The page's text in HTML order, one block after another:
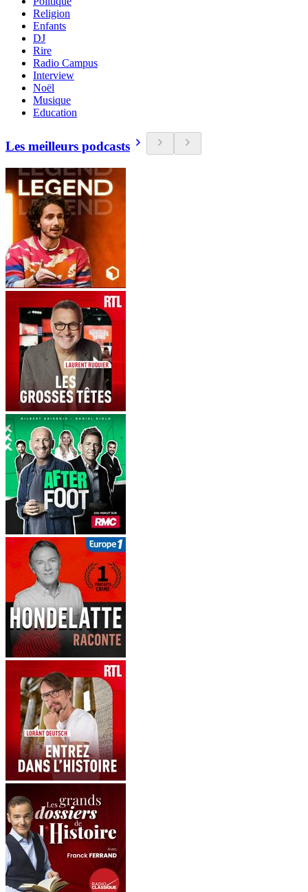
Religion
Enfants
DJ
Rire
Radio Campus
Interview
Noël
Musique
Education
Les meilleurs podcasts